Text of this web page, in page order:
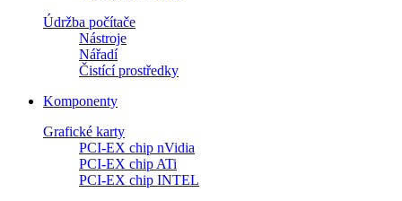
Údržba počítače
Nástroje
Nářadí
Čistící prostředky
Komponenty
Grafické karty
PCI-EX chip nVidia
PCI-EX chip ATi
PCI-EX chip INTEL